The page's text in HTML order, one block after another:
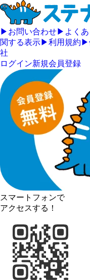
▶ お問い合わせ▶ よく
関する表示▶利用規約 ▶
社
ログイン新規会員登録
スマートフォンで
アクセスする！